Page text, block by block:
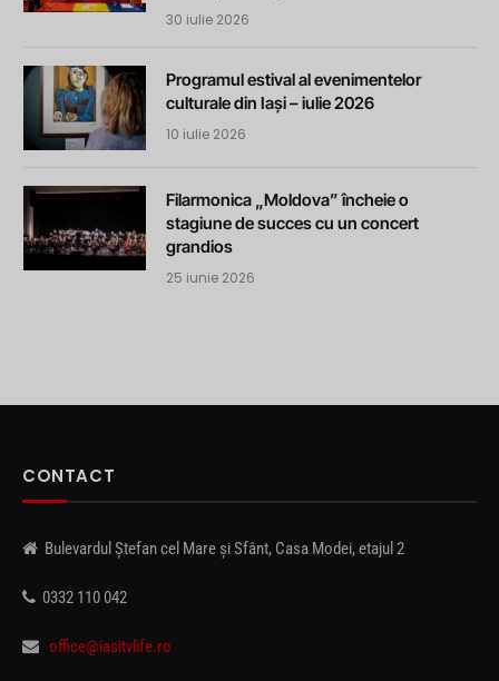
30 iulie 2026
Programul estival al evenimentelor
culturale din Iași – iulie 2026
10 iulie 2026
Filarmonica „Moldova” încheie o
stagiune de succes cu un concert
grandios
25 iunie 2026
CONTACT
Bulevardul Ștefan cel Mare și Sfânt, Casa Modei, etajul 2
0332 110 042
office@iasitvlife.ro